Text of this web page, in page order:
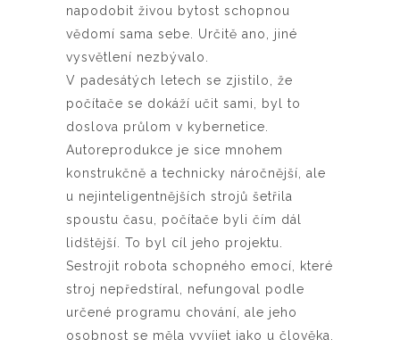
napodobit živou bytost schopnou
vědomí sama sebe. Určitě ano, jiné
vysvětlení nezbývalo.
V padesátých letech se zjistilo, že
počítače se dokáží učit sami, byl to
doslova průlom v kybernetice.
Autoreprodukce je sice mnohem
konstrukčně a technicky náročnější, ale
u nejinteligentnějších strojů šetřila
spoustu času, počítače byli čím dál
lidštější. To byl cíl jeho projektu.
Sestrojit robota schopného emocí, které
stroj nepředstíral, nefungoval podle
určené programu chování, ale jeho
osobnost se měla vyvíjet jako u člověka.